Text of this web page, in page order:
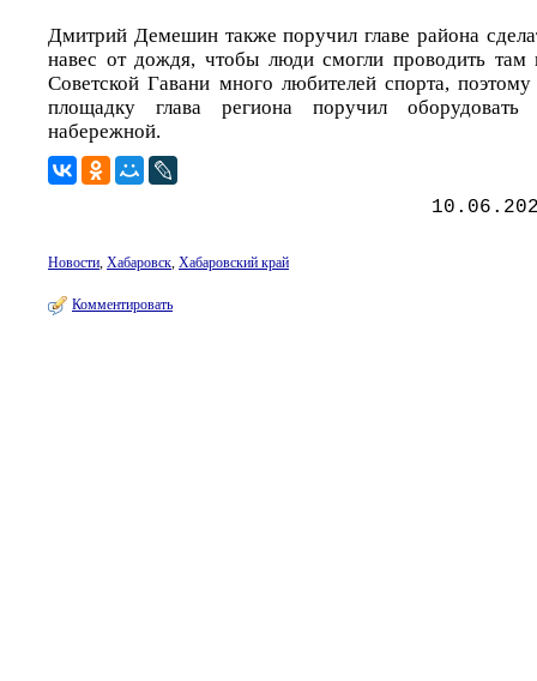
Дмитрий Демешин также поручил главе района
навес от дождя, чтобы люди смогли проводить
Советской Гавани много любителей спорта,
площадку глава региона поручил
набережной.
Новости, Хабаровск, Хабаровский край
Комментировать